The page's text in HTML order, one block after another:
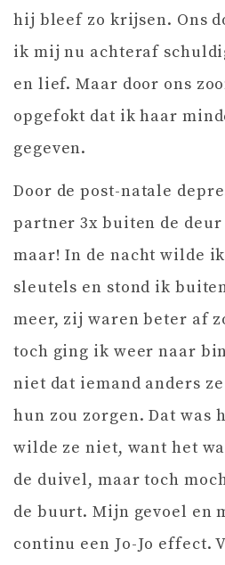
hij bleef zo krijsen. Ons
ik mij nu achteraf
en lief. Maar door ons
opgefokt dat ik haar
gegeven.
Door de post-natale
partner 3x buiten de
maar! In de nacht wilde
sleutels en stond ik
meer, zij waren beter af
toch ging ik weer naar
niet dat iemand anders
hun zou zorgen. Dat was
wilde ze niet, want het
de duivel, maar toch
de buurt. Mijn gevoel en
continu een Jo-Jo effect.